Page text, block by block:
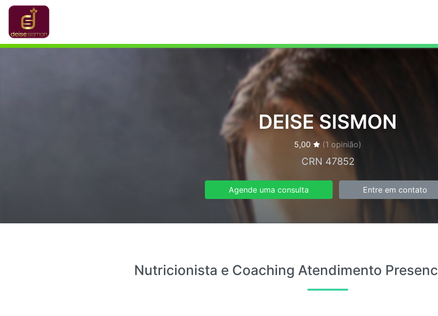
DEISE SISMON
5,00 (1 opinião)
CRN 47852
Agende uma consulta Entre em contato
Nutricionista e Coaching Atendimento